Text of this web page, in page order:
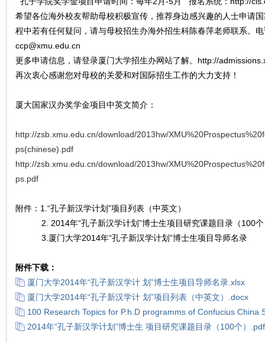
希望各位海外校友帮助母校积极宣传，推荐身边感兴趣的人士申请
程中若有任何疑问，请与母校招生办海外招生科陈春萍老师联系。
ccp@xmu.edu.cn
更多申请信息，请登录厦门大学招生办网站了解。http://
再次衷心感谢您对母校的关爱和对国际招生工作的大力支持！
厦大国家汉办奖学金项目中英文简介：
http://zsb.xmu.edu.cn/download/2013hw/
ps(chinese).pdf
http://zsb.xmu.edu.cn/download/2013hw/
ps.pdf
附件：1. “孔子新汉学计划”项目列表（中英文）
2. 2014年“孔子新汉学计划”博士生项目研究课题目录（100个
3.厦门大学2014年“孔子新汉学计划”博士生项目导师名录
附件下载：
厦门大学2014年“孔子新汉学计 划”博士生项目导师名录.xlsx
厦门大学2014年“孔子新汉学计 划”项目列表（中英文）.docx
100 Research Topics for P.h.D programms of Confucius China
2014年“孔子新汉学计划”博士生 项目研究课题目录（100个）.pdf